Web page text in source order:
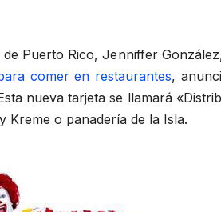
Puerto Rico, Jenniffer
comer en restaurantes,
nueva tarjeta se llamará
Kreme o panadería de la Isla.